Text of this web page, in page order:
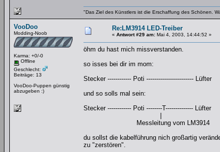
"Das Ziel des Künstlers ist die Erschaffung des Schönen.
VooDoo
Modding-Noob
Karma: +0/-0
Offline
Geschlecht:
Beiträge: 13
VooDoo-Puppen günstig
abzugeben :)
Re:LM3914 LED-Treiber
« Antwort #29 am: Mai 4, 2003, 14:44:52 »
öhm du hast mich missverstanden.
so isses bei dir im mom:
Stecker ------------ Poti ------------------------ Lüfter
und so solls mal sein:
Stecker ------------ Poti --------T-------------- Lüfter
Messleitung vom LM3914
du sollst die kabelführung nich großartig
zu "zerstören".